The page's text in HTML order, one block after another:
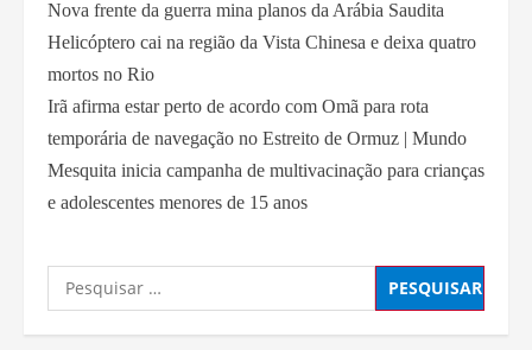
Nova frente da guerra mina planos da Arábia Saudita
Helicóptero cai na região da Vista Chinesa e deixa quatro
mortos no Rio
Irã afirma estar perto de acordo com Omã para rota
temporária de navegação no Estreito de Ormuz | Mundo
Mesquita inicia campanha de multivacinação para crianças
e adolescentes menores de 15 anos